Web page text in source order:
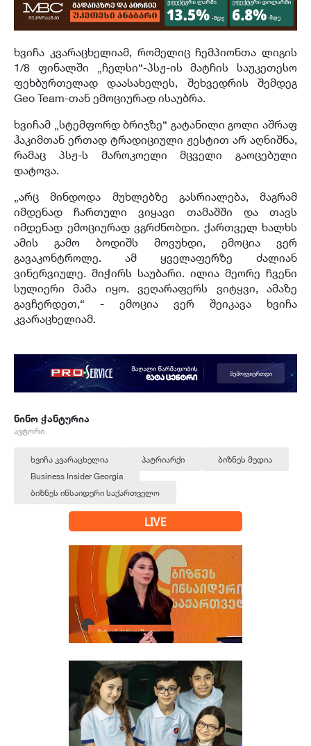
ხვიჩა კვარაცხელიამ, რომელიც ჩემპიონთა ლიგის
1/8 ფინალში „ჩელსი“-პსჟ-ის მატჩის საუკეთესო
ფეხბურთელად დაასახელეს, შეხვედრის შემდეგ
Geo Team-თან ემოციურად ისაუბრა.
ხვიჩამ „სტემფორდ ბრიჯზე“ გატანილი გოლი აშრაფ
ჰაკიმთან ერთად ტრადიციული ჟესტით არ აღნიშნა,
რამაც პსჟ-ს მაროკოელი მცველი გაოცებული
დატოვა.
„არც მინდოდა მუხლებზე გასრიალება, მაგრამ
იმდენად ჩართული ვიყავი თამაშში და თავს
იმდენად ემოციურად ვგრძნობდი. ქართველ ხალხს
ამის გამო ბოდიშს მოვუხდი, ემოცია ვერ
გავაკონტროლე. ამ ყველაფერზე ძალიან
ვინერვიულე. მიჭირს საუბარი. ილია მეორე ჩვენი
სულიერი მამა იყო. ვეღარაფერს ვიტყვი, ამაზე
გავჩერდეთ,“ - ემოცია ვერ შეიკავა ხვიჩა
კვარაცხელიამ.
ნინო ჭანტურია
ავტორი
ხვიჩა კვარაცხელია პატრიარქი
ბიზნეს მედია
Business Insider Georgia
ბიზნეს ინსაიდერი საქართველო
LIVE